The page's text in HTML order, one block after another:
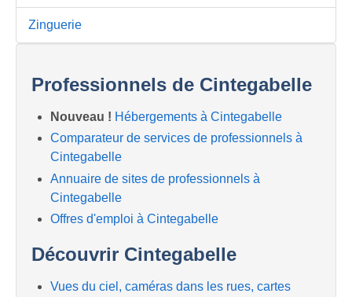
Zinguerie
Professionnels de Cintegabelle
Nouveau ! Hébergements à Cintegabelle
Comparateur de services de professionnels à
Cintegabelle
Annuaire de sites de professionnels à
Cintegabelle
Offres d'emploi à Cintegabelle
Découvrir Cintegabelle
Vues du ciel, caméras dans les rues, cartes